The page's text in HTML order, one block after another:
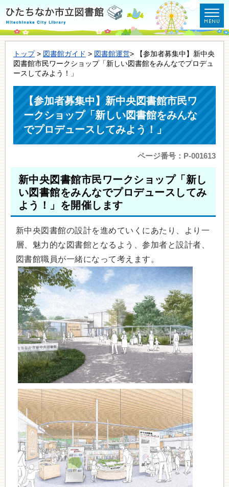
トップ> 図書館ガイド > 図書館運営> 【参加者募集中】新中央
図書館市民ワークショップ「新しい図書館をみんなでプロデュ
ースしてみよう！」
【参加者募集中】新中央図書館市民ワ
ークショップ「新しい図書館をみんな
でプロデュースしてみよう！」
ページ番号：P-001613
新中央図書館市民ワークショップ「新し
い図書館をみんなでプロデュースしてみ
よう！」を開催します
新中央図書館の設計を進めていくにあたり、より一
層、魅力的な図書館となるよう、参加者と設計者、
図書館職員が一緒になって考えます。​